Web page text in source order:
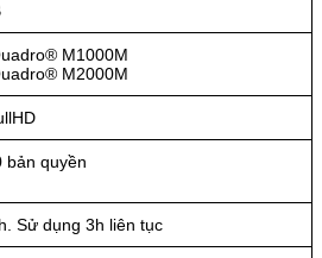
M1000M
M2000M
bản quyền
Sử dụng 3h liên tục